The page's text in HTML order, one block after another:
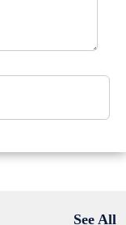
See All